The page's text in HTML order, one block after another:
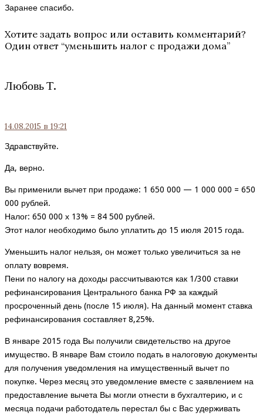
Заранее спасибо.
Хотите задать вопрос или оставить комментарий?
Один ответ “уменьшить налог с продажи дома”
Любовь Т.
14.08.2015 в 19:21
Здравствуйте.
Да, верно.
Вы применили вычет при продаже: 1 650 000 — 1 000 000 = 650
000 рублей.
Налог: 650 000 х 13% = 84 500 рублей.
Этот налог необходимо было уплатить до 15 июля 2015 года.
Уменьшить налог нельзя, он может только увеличиться за не
оплату вовремя.
Пени по налогу на доходы рассчитываются как 1/300 ставки
рефинансирования Центрального банка РФ за каждый
просроченный день (после 15 июля). На данный момент ставка
рефинансирования составляет 8,25%.
В январе 2015 года Вы получили свидетельство на другое
имущество. В январе Вам стоило подать в налоговую документы
для получения уведомления на имущественный вычет по
покупке. Через месяц это уведомление вместе с заявлением на
предоставление вычета Вы могли отнести в бухгалтерию, и с
месяца подачи работодатель перестал бы с Вас удерживать